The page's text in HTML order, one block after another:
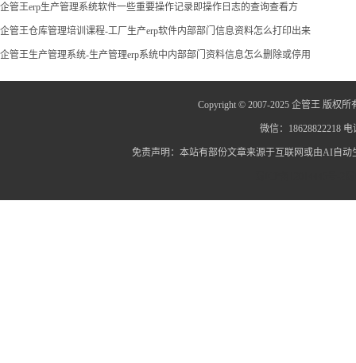
企管王erp生产管理系统软件一些重要操作记录即操作日志的查询查看方
企管王仓库管理培训课程-工厂生产erp软件内部部门信息资料怎么打印出来
企管王生产管理系统-生产管理erp系统中内部部门资料信息怎么删除或停用
Copyright © 2007-2025 企管王 版权所
微信：18628822218
免责声明：本站有部份文章来源于互联网或由AI自